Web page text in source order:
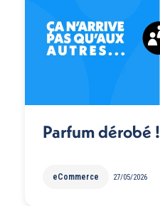
Parfum dérobé !
eCommerce 27/05/2026